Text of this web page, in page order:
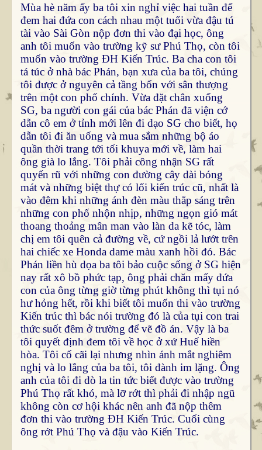
Mùa hè năm ấy ba tôi xin nghỉ việc hai tuần để
đem hai đứa con cách nhau một tuổi vừa đậu tú
tài vào Sài Gòn nộp đơn thi vào đại học, ông
anh tôi muốn vào trường kỹ sư Phú Thọ, còn tôi
muốn vào trường ĐH Kiến Trúc. Ba cha con tôi
tá túc ở nhà bác Phán, bạn xưa của ba tôi, chúng
tôi được ở nguyên cả tầng bốn với sân thượng
trên một con phố chính. Vừa đặt chân xuống
SG, ba người con gái của bác Phán đã viện cớ
dẫn cô em ở tỉnh mới lên đi dạo SG cho biết, họ
dẫn tôi đi ăn uống và mua sắm những bộ áo
quần thời trang tới tối khuya mới về, làm hai
ông già lo lắng. Tôi phải công nhận SG rất
quyến rũ với những con đường cây dài bóng
mát và những biệt thự có lối kiến trúc cũ, nhất là
vào đêm khi những ánh đèn màu thắp sáng trên
những con phố nhộn nhịp, những ngọn gió mát
thoang thoảng mân man vào làn da kẽ tóc, làm
chị em tôi quên cả đường về, cứ ngồi lả lướt trên
hai chiếc xe Honda dame màu xanh hồi đó. Bác
Phán liền hù dọa ba tôi bảo cuộc sống ở SG hiện
nay rất xô bồ phức tạp, ông phải chăn mấy đứa
con của ông từng giờ từng phút không thì tụi nó
hư hỏng hết, rồi khi biết tôi muốn thi vào trường
Kiến trúc thì bác nói trường đó là của tụi con trai
thức suốt đêm ở trường để vẽ đồ án. Vậy là ba
tôi quyết định đem tôi về học ở xứ Huế hiền
hòa. Tôi cố cãi lại nhưng nhìn ánh mắt nghiêm
nghị và lo lắng của ba tôi, tôi đành im lặng. Ông
anh của tôi đi dò la tin tức biết được vào trường
Phú Thọ rất khó, mà lỡ rớt thì phải đi nhập ngũ
không còn cơ hội khác nên anh đã nộp thêm
đơn thi vào trường ĐH Kiến Trúc. Cuối cùng
ông rớt Phú Thọ và đậu vào Kiến Trúc.